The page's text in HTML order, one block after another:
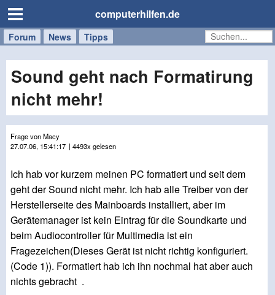
computerhilfen.de
Forum News Tipps
Handy
Tablet
Windows
Mac
Sound geht nach Formatirung
nicht mehr!
Frage von Macy
27.07.06, 15:41:17 | 4493x gelesen
Ich hab vor kurzem meinen PC formatiert und seit dem
geht der Sound nicht mehr. Ich hab alle Treiber von der
Herstellerseite des Mainboards installiert, aber im
Gerätemanager ist kein Eintrag für die Soundkarte und
beim Audiocontroller für Multimedia ist ein
Fragezeichen(Dieses Gerät ist nicht richtig konfiguriert.
(Code 1)). Formatiert hab ich ihn nochmal hat aber auch
nichts gebracht .